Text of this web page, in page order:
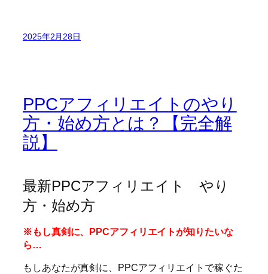
2025年2月28日
PPCアフィリエイトのやり
方・始め方とは？【完全解
説】
最新PPCアフィリエイト やり
方・始め方
※もし真剣に、PPCアフィリエイトが知りたいな
ら…
もしあなたが真剣に、PPCアフィリエイトで稼ぐた